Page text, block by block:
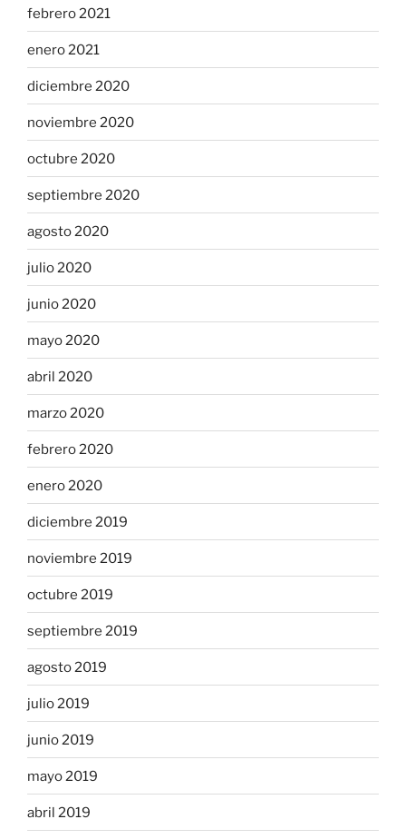
febrero 2021
enero 2021
diciembre 2020
noviembre 2020
octubre 2020
septiembre 2020
agosto 2020
julio 2020
junio 2020
mayo 2020
abril 2020
marzo 2020
febrero 2020
enero 2020
diciembre 2019
noviembre 2019
octubre 2019
septiembre 2019
agosto 2019
julio 2019
junio 2019
mayo 2019
abril 2019